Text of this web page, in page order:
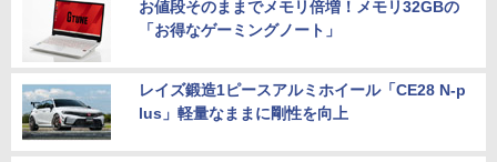
お値段そのままでメモリ倍増！メモリ32GBの
「お得なゲーミングノート」
レイズ鍛造1ピースアルミホイール「CE28 N-p
lus」軽量なままに剛性を向上